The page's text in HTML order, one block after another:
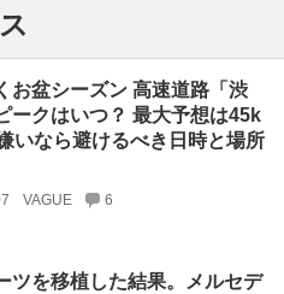
お盆シーズン 高速道路「渋
ークはいつ？ 最大予想は45k
いなら避けるべき日時と場所
VAGUE 6
ツを移植した結果。メルセデ